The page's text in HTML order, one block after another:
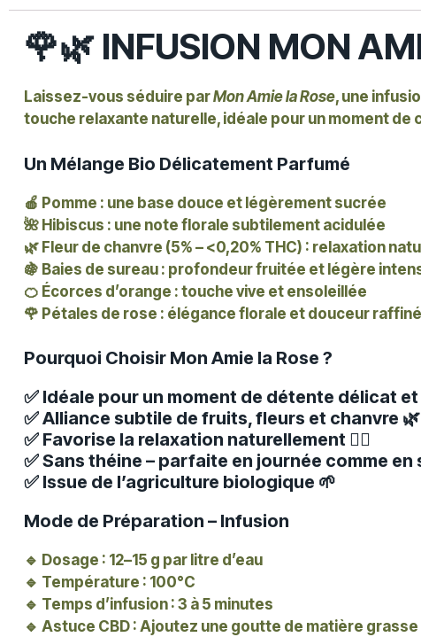
🌹🌿 INFUSION MON
Laissez-vous séduire parMon Amie la Rose, une
touche relaxante naturelle, idéale pour un moment
Un Mélange Bio Délicatement Parfumé
🍎 Pomme : une base douce et légèrement sucrée
🌺 Hibiscus : une note florale subtilement acidulée
🌿 Fleur de chanvre (5% – <0,20% THC) : relaxation
🍇 Baies de sureau : profondeur fruitée et légère
🍊 Écorces d’orange : touche vive et ensoleillée
🌹 Pétales de rose : élégance florale et douceur
Pourquoi Choisir Mon Amie la Rose ?
✅ Idéale pour un moment de détente délicat
✅ Alliance subtile de fruits, fleurs et chanvre 🌿
✅ Favorise la relaxation naturellement 💆‍♀️
✅ Sans théine – parfaite en journée comme en
✅ Issue de l’agriculture biologique 🌱
Mode de Préparation – Infusion
🔹 Dosage : 12–15 g par litre d’eau
🔹 Température : 100°C
🔹 Temps d’infusion : 3 à 5 minutes
🔹 Astuce CBD : Ajoutez une goutte de matière